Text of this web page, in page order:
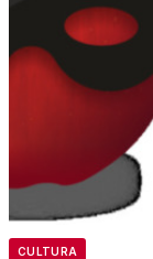
CULTURA